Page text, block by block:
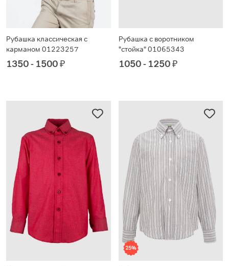
Рубашка классическая с
карманом 01223257
1350 - 1500₽
Рубашка с воротником
"стойка" 01065343
1050 - 1250₽
25%